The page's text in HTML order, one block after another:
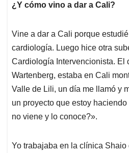
¿Y cómo vino a dar a Cali?
Vine a dar a Cali porque
cardiología. Luego hice otra
Cardiología Intervencionista. El
Wartenberg, estaba en Cali
Valle de Lili, un día me llamó y
un proyecto que estoy
no viene y lo conoce?».
Yo trabajaba en la clínica Shaio